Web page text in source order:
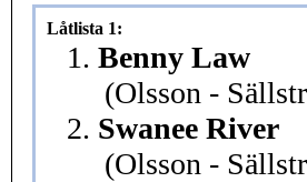
Låtlista 1:
1. Benny Law
(Olsson -
2. Swanee River
(Olsson -